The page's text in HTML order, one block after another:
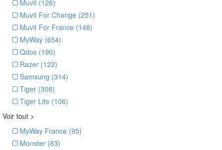
Muvit (126)
Muvit For Change (251)
Muvit For France (148)
MyWay (654)
Qdos (190)
Razer (122)
Samsung (314)
Tiger (308)
Tiger Lite (106)
Voir tout >
MyWay France (95)
Monster (83)